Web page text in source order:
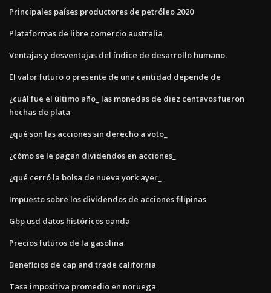
Principales países productores de petróleo 2020
Plataformas de libre comercio australia
Ventajas y desventajas del índice de desarrollo humano.
El valor futuro o presente de una cantidad depende de
¿cuál fue el último año_ las monedas de diez centavos fueron
hechas de plata
¿qué son las acciones sin derecho a voto_
¿cómo se le pagan dividendos en acciones_
¿qué cerró la bolsa de nueva york ayer_
Impuesto sobre los dividendos de acciones filipinas
Gbp usd datos históricos oanda
Precios futuros de la gasolina
Beneficios de cap and trade california
Tasa impositiva promedio en noruega